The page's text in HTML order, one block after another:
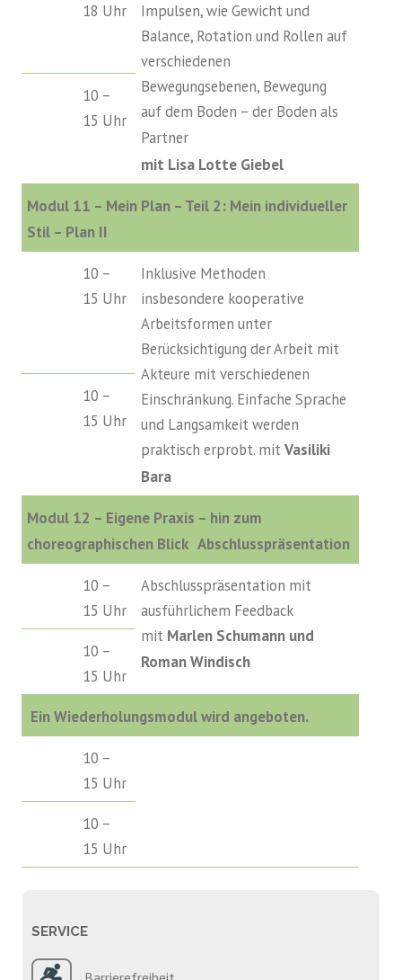
18 Uhr
Impulsen, wie Gewicht und
Balance, Rotation und Rollen auf
verschiedenen
Bewegungsebenen, Bewegung
auf dem Boden – der Boden als
Partner
mit Lisa Lotte Giebel
10 –
15 Uhr
Modul 11 – Mein Plan – Teil 2: Mein individueller
Stil – Plan II
10 –
15 Uhr
Inklusive Methoden
insbesondere kooperative
Arbeitsformen unter
Berücksichtigung der Arbeit mit
Akteure mit verschiedenen
Einschränkung. Einfache Sprache
und Langsamkeit werden
praktisch erprobt. mitVasiliki
Bara
10 –
15 Uhr
Modul 12 – Eigene Praxis – hin zum
choreographischen Blick Abschlusspräsentation
10 –
15 Uhr
Abschlusspräsentation mit
ausführlichem Feedback
mit Marlen Schumann und
Roman Windisch
10 –
15 Uhr
Ein Wiederholungsmodul wird angeboten.
10 –
15 Uhr
10 –
15 Uhr
SERVICE